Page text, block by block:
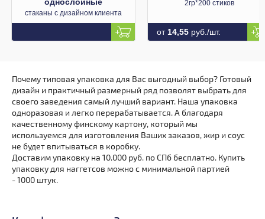
стаканы с дизайном клиента
2гр*200 стиков
от 14,55 руб./шт.
Почему типовая упаковка для Вас выгодный выбор? Готовый
дизайн и практичный размерный ряд позволят выбрать для
своего заведения самый лучший вариант. Наша упаковка
одноразовая и легко перерабатывается. А благодаря
качественному финскому картону, который мы
используемся для изготовления Ваших заказов, жир и соус
не будет впитываться в коробку.
Доставим упаковку на 10.000 руб. по СПб бесплатно. Купить
упаковку для наггетсов можно с минимальной партией
- 1000 штук.